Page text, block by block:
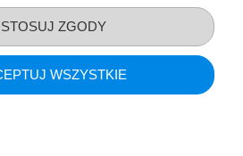
o sklepie
ZGODY
WSZYSTKIE